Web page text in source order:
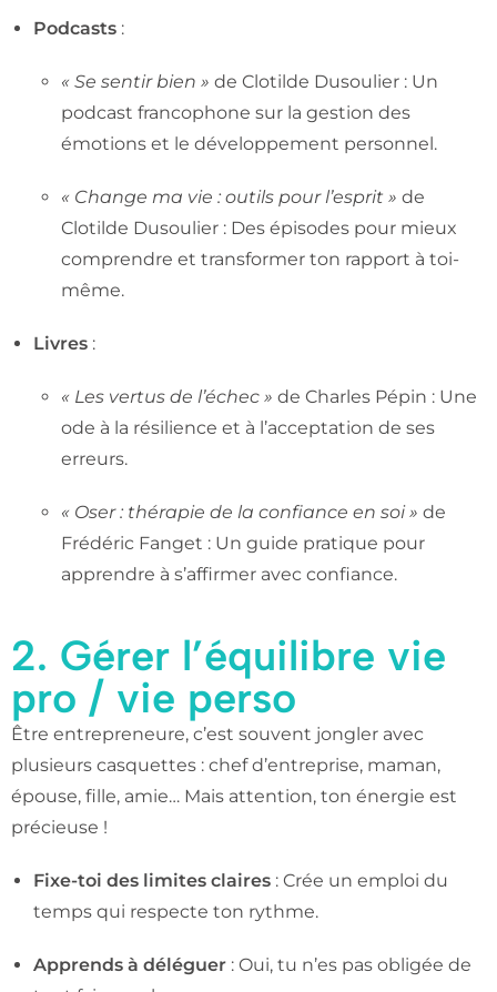
Podcasts :
« Se sentir bien » de Clotilde Dusoulier : Un
podcast francophone sur la gestion des
émotions et le développement personnel.
« Change ma vie : outils pour l’esprit » de
Clotilde Dusoulier : Des épisodes pour mieux
comprendre et transformer ton rapport à toi-
même.
Livres :
« Les vertus de l’échec » de Charles Pépin : Une
ode à la résilience et à l’acceptation de ses
erreurs.
« Oser : thérapie de la confiance en soi » de
Frédéric Fanget : Un guide pratique pour
apprendre à s’affirmer avec confiance.
2. Gérer l’équilibre vie
pro / vie perso
Être entrepreneure, c’est souvent jongler avec
plusieurs casquettes : chef d’entreprise, maman,
épouse, fille, amie… Mais attention, ton énergie est
précieuse !
Fixe-toi des limites claires : Crée un emploi du
temps qui respecte ton rythme.
Apprends à déléguer : Oui, tu n’es pas obligée de